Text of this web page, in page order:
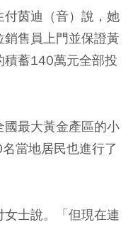
茵迪（音）說，她
售員上門並保證黃
積蓄140萬元全部投
最大黃金產區的小
當地居民也進行了
女士說。「但現在連